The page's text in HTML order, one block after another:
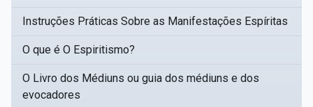
Instruções Práticas Sobre as Manifestações Espíritas
O que é O Espiritismo?
O Livro dos Médiuns ou guia dos médiuns e dos
evocadores